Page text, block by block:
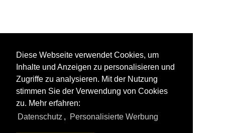
Diese Webseite verwendet Cookies, um
Inhalte und Anzeigen zu personalisieren und
Zugriffe zu analysieren. Mit der Nutzung
stimmen Sie der Verwendung von Cookies
zu. Mehr erfahren:
Datenschutz , Personalisierte Werbung